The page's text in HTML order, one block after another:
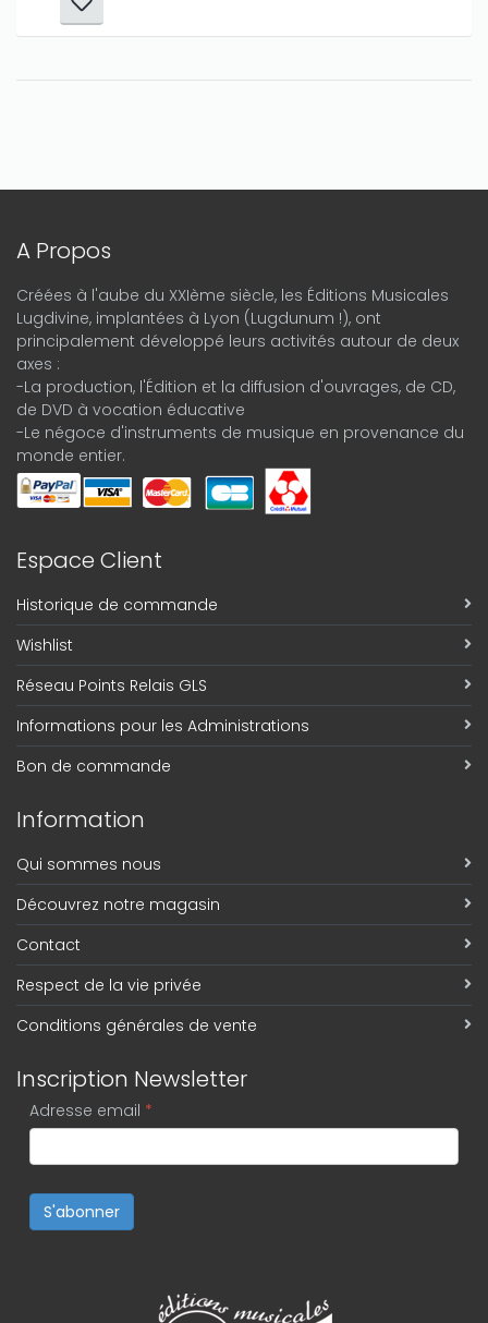
A Propos
Créées à l'aube du XXIème siècle, les Éditions Musicales
Lugdivine, implantées à Lyon (Lugdunum !), ont
principalement développé leurs activités autour de deux
axes :
-La production, l'Édition et la diffusion d'ouvrages, de CD,
de DVD à vocation éducative
-Le négoce d'instruments de musique en provenance du
monde entier.
Espace Client
Historique de commande
Wishlist
Réseau Points Relais GLS
Informations pour les Administrations
Bon de commande
Information
Qui sommes nous
Découvrez notre magasin
Contact
Respect de la vie privée
Conditions générales de vente
Inscription Newsletter
Adresse email *
S'abonner